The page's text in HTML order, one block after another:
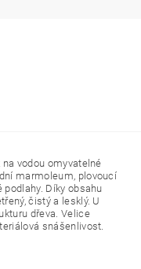
vodou omyvatelné
marmoleum, plovoucí
podlahy. Díky obsahu
čistý a lesklý. U
dřeva. Velice
snášenlivost.